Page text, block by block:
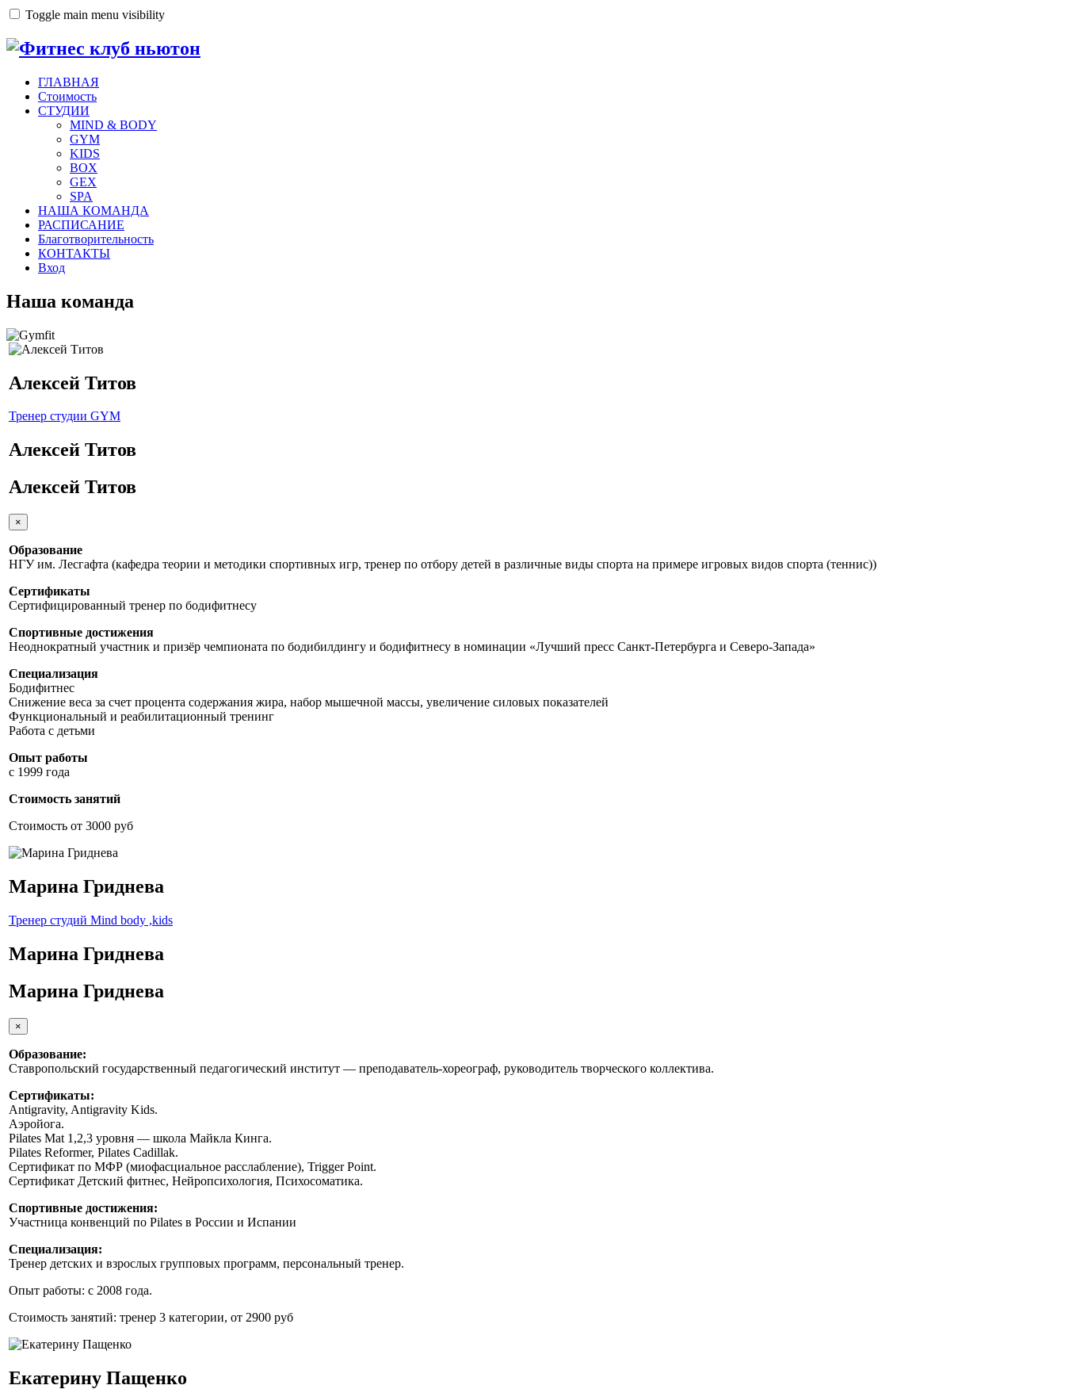
Toggle main menu visibility
ГЛАВНАЯ
Стоимость
СТУДИИ
MIND & BODY
GYM
KIDS
BOX
GEX
SPA
НАША КОМАНДА
РАСПИСАНИЕ
Благотворительность
КОНТАКТЫ
Вход
Наша команда
Алексей Титов
Тренер студии GYM
Алексей Титов
Алексей Титов
×
Образование
НГУ им. Лесгафта (кафедра теории и методики спортивных игр, тренер по отбору детей в различные виды спорта на примере игровых видов спорта (теннис))
Сертификаты
Сертифицированный тренер по бодифитнесу
Спортивные достижения
Неоднократный участник и призёр чемпионата по бодибилдингу и бодифитнесу в номинации «Лучший пресс Санкт-Петербурга и Северо-Запада»
Специализация
Бодифитнес
Снижение веса за счет процента содержания жира, набор мышечной массы, увеличение силовых показателей
Функциональный и реабилитационный тренинг
Работа с детьми
Опыт работы
с 1999 года
Стоимость занятий
Cтоимость от 3000 руб
Марина Гриднева
Тренер студий Mind body ,kids
Марина Гриднева
Марина Гриднева
×
Образование:
Ставропольский государственный педагогический институт — преподаватель-хореограф, руководитель творческого коллектива.
Сертификаты:
Antigravity, Antigravity Kids.
Аэройога.
Pilates Mat 1,2,3 уровня — школа Майкла Кинга.
Pilates Reformer, Pilates Cadillak.
Сертификат по МФР (миофасциальное расслабление), Trigger Point.
Сертификат Детский фитнес, Нейропсихология, Психосоматика.
Спортивные достижения:
Участница конвенций по Pilates в России и Испании
Специализация:
Тренер детских и взрослых групповых программ, персональный тренер.
Опыт работы: с 2008 года.
Стоимость занятий: тренер 3 категории, от 2900 руб
Екатерину Пащенко